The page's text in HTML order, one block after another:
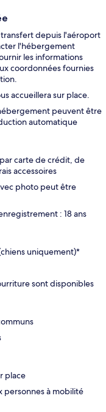
depuis l'aéroport
l'hébergement
les informations
coordonnées fournies
accueillera sur place.
peuvent être
automatique
carte de crédit, de
accessoires
photo peut être
: 18 ans
uniquement)*
sont disponibles
place
personnes à mobilité